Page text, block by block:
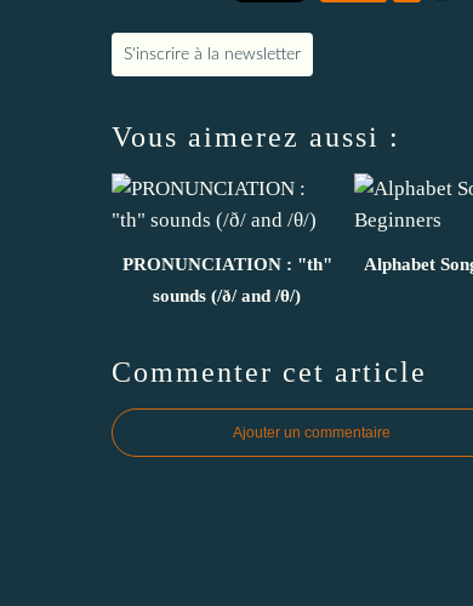
S'inscrire à la newsletter
Vous aimerez aussi :
PRONUNCIATION : "th"
sounds (/ð/ and /θ/)
Alphabet
Commenter cet article
Ajouter un commentaire